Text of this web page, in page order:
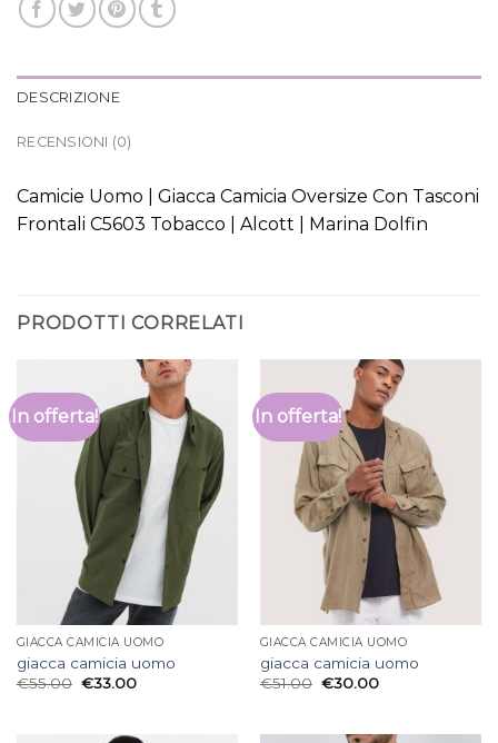
DESCRIZIONE
RECENSIONI (0)
Camicie Uomo | Giacca Camicia Oversize Con Tasconi
Frontali C5603 Tobacco | Alcott | Marina Dolfin
PRODOTTI CORRELATI
In offerta!
GIACCA CAMICIA UOMO
giacca camicia uomo
€55.00 €33.00
In offerta!
GIACCA CAMICIA UOMO
giacca camicia uomo
€51.00 €30.00